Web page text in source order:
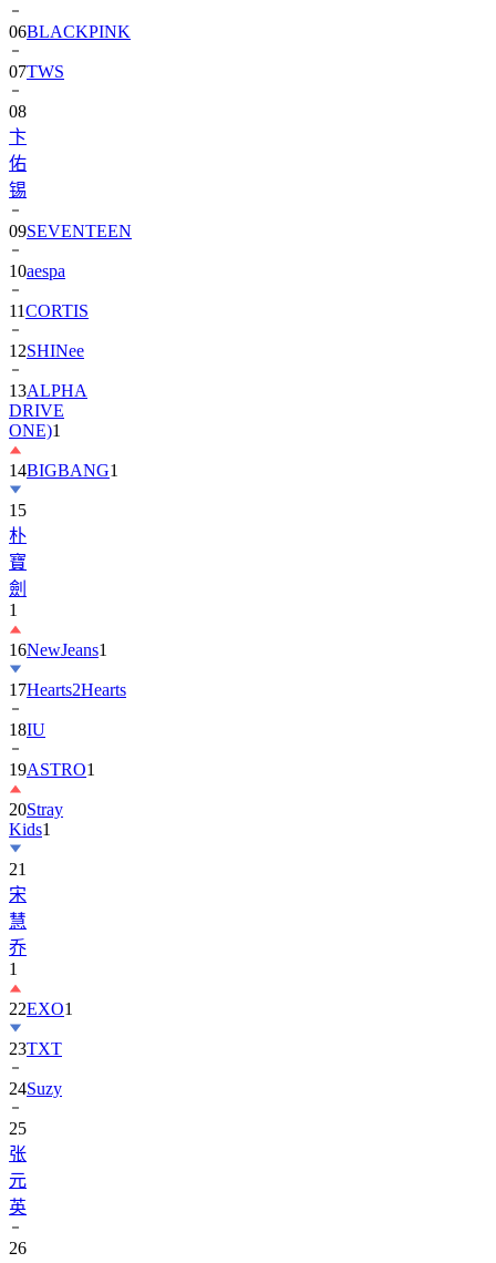
06BLACKPINK
07TWS
08
卞
佑
锡
09SEVENTEEN
10aespa
11CORTIS
12SHINee
13ALPHA
DRIVE
ONE)1
14BIGBANG1
15
朴
寶
劍
1
16NewJeans1
17Hearts2Hearts
18IU
19ASTRO1
20Stray
Kids1
21
宋
慧
乔
1
22EXO1
23TXT
24Suzy
25
张
元
英
26